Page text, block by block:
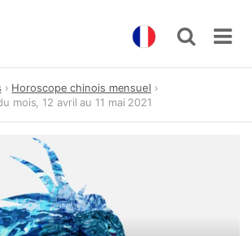
Horoscope chinois mensuel
mois, 12 avril au 11 mai 2021